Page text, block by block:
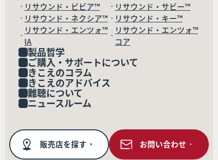
リサウンド・ビビア™
リサウンド・サビー™
リサウンド・ネクシア™
リサウンド・キー™
リサウンド・エンツォ™
IA
リサウンド・エンツォ™
コア
製品哲学
ご購入・サポートについて
きこえのコラム
きこえのアドバイス
難聴について
ニュースルーム
販売店を探す お問い合わせ